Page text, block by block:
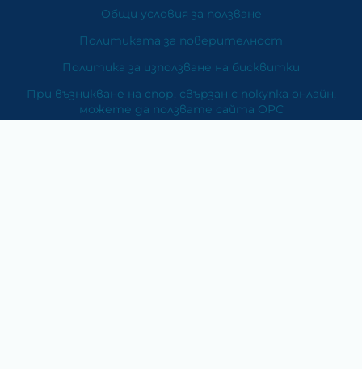
Общи условия за ползване
Политиката за поверителност
Политика за използване на бисквитки
При възникване на спор, свързан с покупка онлайн,
можете да ползвате сайта ОРС